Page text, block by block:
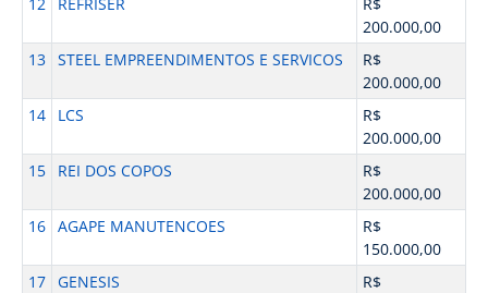
200.000,00
13 STEEL EMPREENDIMENTOS E SERVICOS
R$
200.000,00
14
LCS
R$
200.000,00
15
REI DOS COPOS
R$
200.000,00
16 AGAPE MANUTENCOES
R$
150.000,00
17
GENESIS
R$